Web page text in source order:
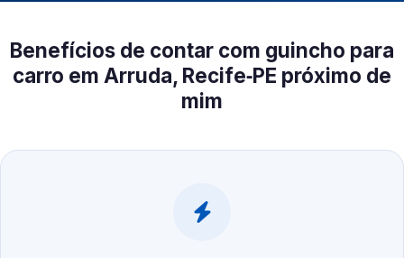
Benefícios de contar com guincho para
carro em Arruda, Recife‑PE próximo de
mim